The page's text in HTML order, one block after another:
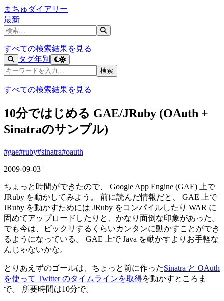
まちゅダイアリー
最新
記事を検索
すべての検索結果を見る
タグ年別
記事を検索
検索
すべての検索結果を見る
10分ではじめる GAE/JRuby (OAuth +
Sinatraのサンプル)
#gae#ruby#sinatra#oauth
2009-09-03
ちょっと時間ができたので、 Google App Engine (GAE) 上で
JRuby を動かしてみよう。 前に読んだ情報だと、 GAE 上で
JRuby を動かすためには JRuby をコンパイルしたり WAR に
固めてアップロードしたりと、かなり面倒な印象があった。
でも今は、ビックリするくらいカンタンに動かすことができ
るようになっている。 GAE 上で Java を動かすよりお手軽な
んじゃないかな。
とりあえずのゴールは、ちょっと前に作ったSinatra と OAuth
を使って Twitter のタイムラインを取得を動かすところま
で。 所要時間は10分で。